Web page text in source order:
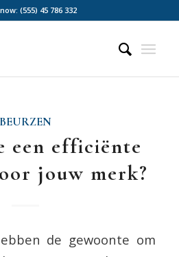
(555) 45 786 332
BEURZEN
een efficiënte
jouw merk?
de gewoonte om